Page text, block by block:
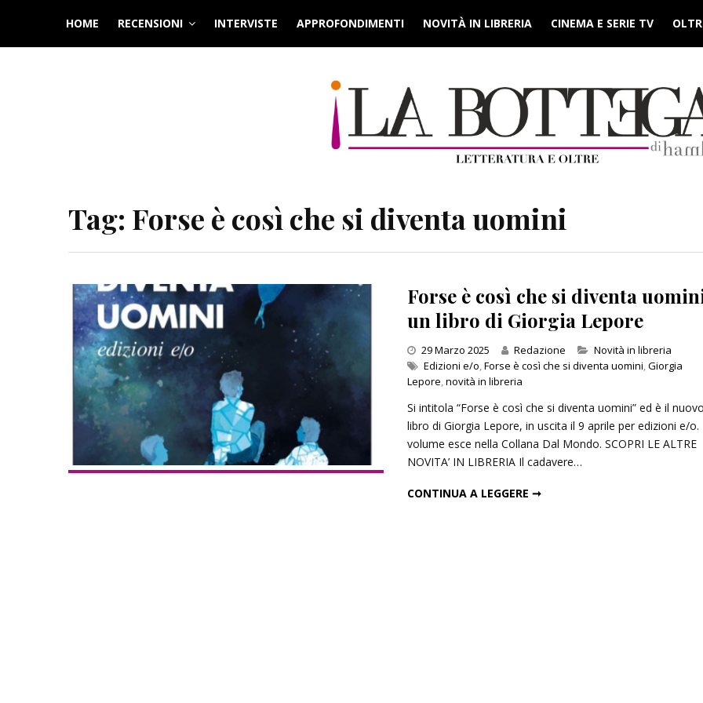
content
HOME RECENSIONI INTERVISTE APPROFONDIMENTI NOVITÀ IN LIBRERIA CINEMA E SERIE TV
Tag: Forse è così che si diventa uomini
Forse è così che si diventa
un libro di Giorgia Lepore
29 Marzo 2025 Redazione Categories
Novità in libreria
Edizioni e/o,Forse è così che si diventa uomini,Giorgia
Lepore,novità in libreria
Si intitola “Forse è così che si diventa uomini” ed è il nuovo
libro di Giorgia Lepore, in uscita il 9 aprile per edizioni e/o.
volume esce nella Collana Dal Mondo. SCOPRI LE ALTRE
NOVITA’ IN LIBRERIA Il cadavere…
CONTINUA A LEGGERE ➞
Inseguendo un’ombra: cento anni di
Andrea Camilleri
13 Dicembre 2025
Le indegne: romanzo di
Bazterrica
27 Dicembre 2025